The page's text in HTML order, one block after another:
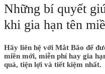
Những bí quyết
khi gia hạn tên
Hãy liên hệ với Mắt Bão để
miền mới, miễn phí hay gia
quả, tiện lợi và tiết kiệm nhất.